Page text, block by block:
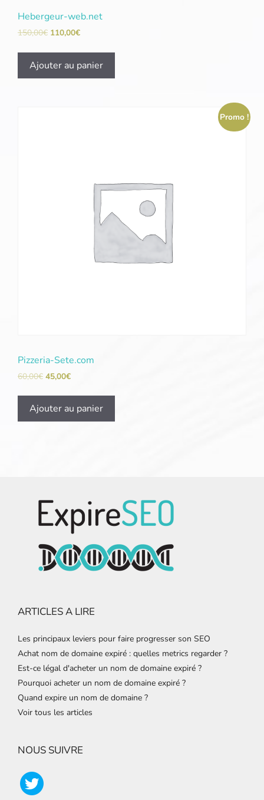
Hebergeur-web.net
150,00€ 110,00€
Ajouter au panier
Promo !
Pizzeria-Sete.com
60,00€ 45,00€
Ajouter au panier
ARTICLES A LIRE
Les principaux leviers pour faire progresser son SEO
Achat nom de domaine expiré : quelles metrics regarder ?
Est-ce légal d'acheter un nom de domaine expiré ?
Pourquoi acheter un nom de domaine expiré ?
Quand expire un nom de domaine ?
Voir tous les articles
NOUS SUIVRE